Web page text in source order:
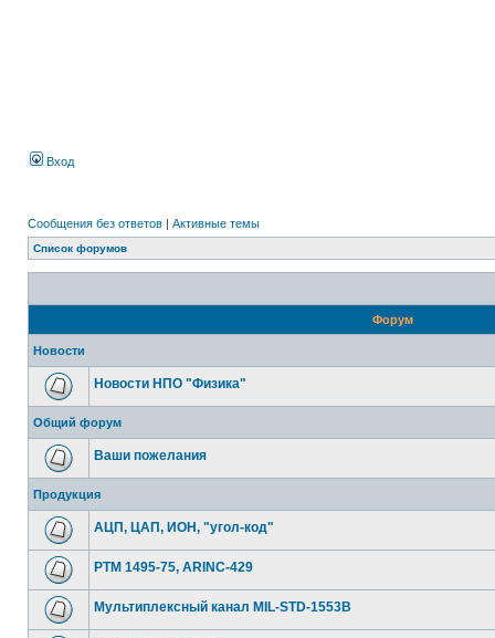
Вход
Сообщения без ответов | Активные темы
Список форумов
Форум
Новости
Новости НПО "Физика"
Общий форум
Ваши пожелания
Продукция
АЦП, ЦАП, ИОН, "угол-код"
РТМ 1495-75, ARINC-429
Мультиплексный канал MIL-STD-1553B